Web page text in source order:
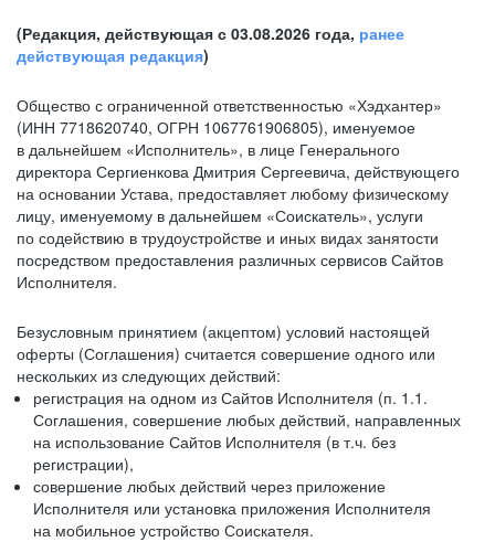
(Редакция, действующая с 03.08.2026 года, ранее
действующая редакция)
Общество с ограниченной ответственностью «Хэдхантер»
(ИНН 7718620740, ОГРН 1067761906805), именуемое
в дальнейшем «Исполнитель», в лице Генерального
директора Сергиенкова Дмитрия Сергеевича, действующего
на основании Устава, предоставляет любому физическому
лицу, именуемому в дальнейшем «Соискатель», услуги
по содействию в трудоустройстве и иных видах занятости
посредством предоставления различных сервисов Сайтов
Исполнителя.
Безусловным принятием (акцептом) условий настоящей
оферты (Соглашения) считается совершение одного или
нескольких из следующих действий:
регистрация на одном из Сайтов Исполнителя (п. 1.1.
Соглашения, совершение любых действий, направленных
на использование Сайтов Исполнителя (в т.ч. без
регистрации),
совершение любых действий через приложение
Исполнителя или установка приложения Исполнителя
на мобильное устройство Соискателя.